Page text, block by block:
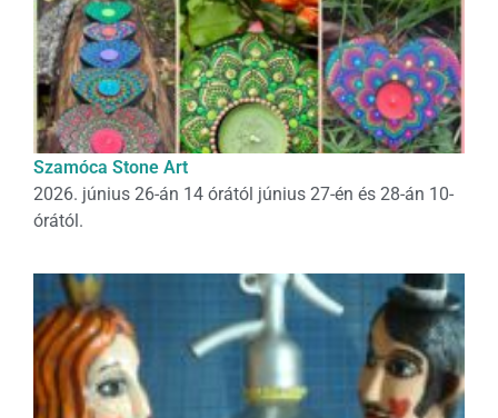
Szamóca Stone Art
2026. június 26-án 14 órától június 27-én és 28-án 10-
órától.